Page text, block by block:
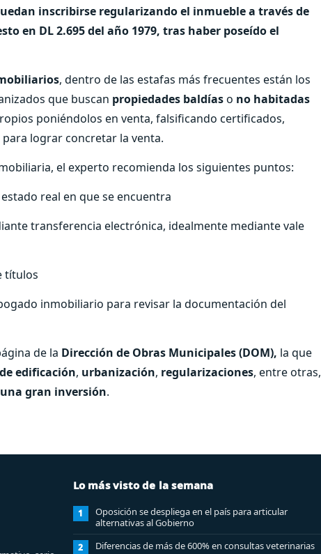
inscribirse regularizando el inmueble a través de
en DL 2.695 del año 1979, tras haber poseído el
, dentro de las estafas más frecuentes están los
que buscan propiedades baldíaso no habitadas
poniéndolos en venta, falsificando certificados,
lograr concretar la venta.
el experto recomienda los siguientes puntos:
real en que se encuentra
transferencia electrónica, idealmente mediante vale
inmobiliario para revisar la documentación del
de la Dirección de Obras Municipales (DOM), la que
edificación, urbanización, regularizaciones, entre otras,
gran inversión.
Lo más visto de la semana
1
Oposición se despliega en el país para articular
alternativas al Gobierno
2 Diferencias de más de 600% en consultas veterinarias